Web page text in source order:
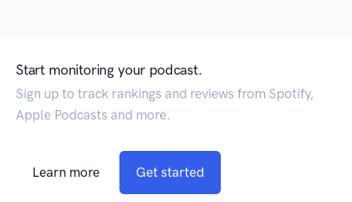
Start monitoring your podcast.
Sign up to track rankings and reviews from Spotify,
Apple Podcasts and more.
Learn more Get started